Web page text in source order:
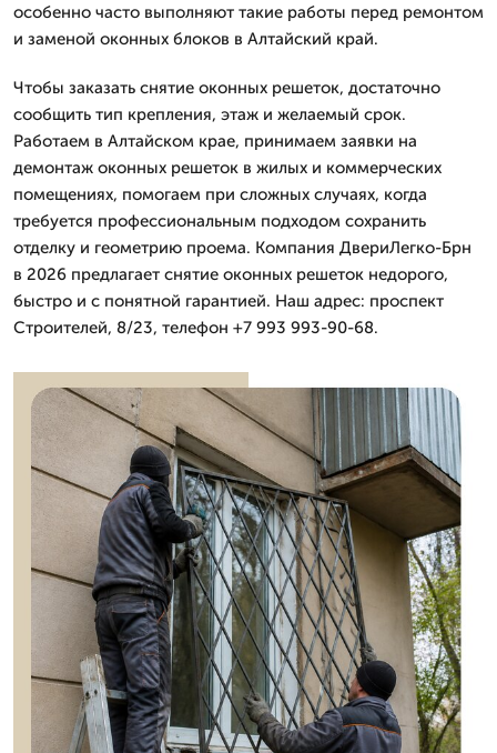
особенно часто выполняют такие работы перед ремонтом
и заменой оконных блоков в Алтайский край.
Чтобы заказать снятие оконных решеток, достаточно
сообщить тип крепления, этаж и желаемый срок.
Работаем в Алтайском крае, принимаем заявки на
демонтаж оконных решеток в жилых и коммерческих
помещениях, помогаем при сложных случаях, когда
требуется профессиональным подходом сохранить
отделку и геометрию проема. Компания ДвериЛегко-Брн
в 2026 предлагает снятие оконных решеток недорого,
быстро и с понятной гарантией. Наш адрес: проспект
Строителей, 8/23, телефон +7 993 993-90-68.